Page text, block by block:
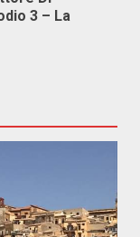
3 – La